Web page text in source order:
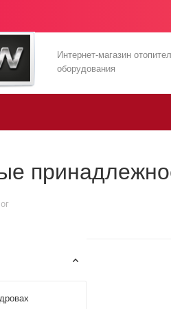
Интернет-магазин
оборудования